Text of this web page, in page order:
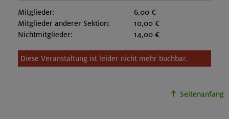
Mitglieder:
6,00 €
Mitglieder anderer Sektion:
10,00 €
Nichtmitglieder:
14,00 €
Diese Veranstaltung ist leider nicht mehr buchbar.
Seitenanfang